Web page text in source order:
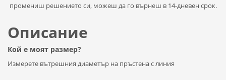
промениш решението си, можеш да го върнеш в 14-дневен срок.
Описание
Кой е моят размер?
Измерете вътрешния диаметър на пръстена с линия